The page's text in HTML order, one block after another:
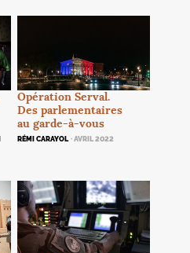
Opération Serval.
Des parlementaires
au garde-à-vous
RÉMI CARAYOL · AVRIL 2022